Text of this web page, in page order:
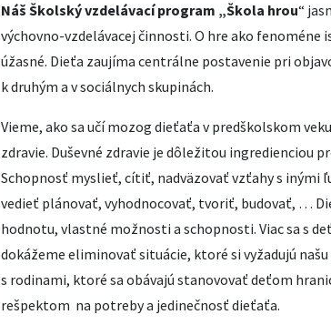
Náš Školský vzdelávací program „Škola hrou“
výchovno-vzdelávacej činnosti. O hre ako fenoméne
úžasné. Dieťa zaujíma centrálne postavenie pri
k druhým a v sociálnych skupinách.
Vieme, ako sa učí mozog dieťaťa v predškolskom
zdravie. Duševné zdravie je dôležitou ingredienciou
Schopnosť myslieť, cítiť, nadväzovať vzťahy s inými
vedieť plánovať, vyhodnocovať, tvoriť, budovať, …
hodnotu, vlastné možnosti a schopnosti. Viac sa s
dokážeme eliminovať situácie, ktoré si vyžadujú
s rodinami, ktoré sa obávajú stanovovať deťom
rešpektom na potreby a jedinečnosť dieťaťa.